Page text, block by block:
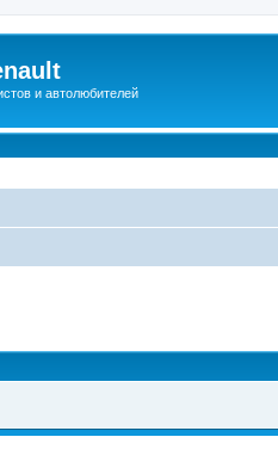
и автолюбителей